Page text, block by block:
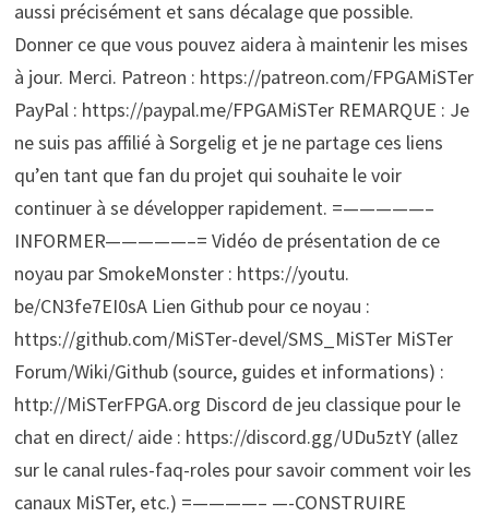
aussi précisément et sans décalage que possible.
Donner ce que vous pouvez aidera à maintenir les mises
à jour. Merci. Patreon : https://patreon.com/FPGAMiSTer
PayPal : https://paypal.me/FPGAMiSTer REMARQUE : Je
ne suis pas affilié à Sorgelig et je ne partage ces liens
qu’en tant que fan du projet qui souhaite le voir
continuer à se développer rapidement. =—————–
INFORMER—————–= Vidéo de présentation de ce
noyau par SmokeMonster : https://youtu.
be/CN3fe7EI0sA Lien Github pour ce noyau :
https://github.com/MiSTer-devel/SMS_MiSTer MiSTer
Forum/Wiki/Github (source, guides et informations) :
http://MiSTerFPGA.org Discord de jeu classique pour le
chat en direct/ aide : https://discord.gg/UDu5ztY (allez
sur le canal rules-faq-roles pour savoir comment voir les
canaux MiSTer, etc.) =————– —-CONSTRUIRE